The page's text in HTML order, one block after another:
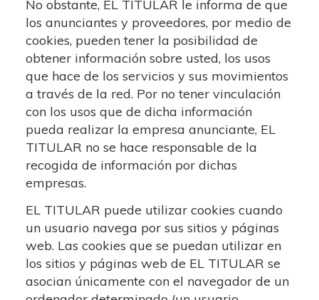
No obstante, EL TITULAR le informa de que
los anunciantes y proveedores, por medio de
cookies, pueden tener la posibilidad de
obtener información sobre usted, los usos
que hace de los servicios y sus movimientos
a través de la red. Por no tener vinculación
con los usos que de dicha información
pueda realizar la empresa anunciante, EL
TITULAR no se hace responsable de la
recogida de información por dichas
empresas.
EL TITULAR puede utilizar cookies cuando
un usuario navega por sus sitios y páginas
web. Las cookies que se puedan utilizar en
los sitios y páginas web de EL TITULAR se
asocian únicamente con el navegador de un